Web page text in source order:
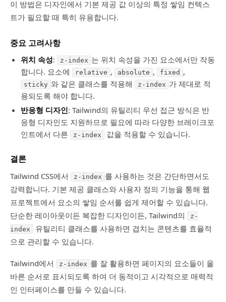
이 방법은 디자인에서 기본 제공 값 이상의 특정 쌓임 컨텍스
트가 필요할 때 특히 유용합니다.
중요 고려사항
위치 속성: z-index 는 위치 속성을 가진 요소에서만 작동
합니다. 요소에
relative , absolute , fixed ,
sticky 와 같은 클래스를 적용해 z-index 가 제대로 적
용되도록 해야 합니다.
반응형 디자인: Tailwind의 유틸리티 우선 접근 방식은 반
응형 디자인도 지원하므로 필요에 따라 다양한 브레이크포
인트에서 다른
z-index 값을 적용할 수 있습니다.
결론
Tailwind CSS에서 z-index 를 사용하는 것은 간단하면서도
강력합니다. 기본 제공 클래스와 사용자 정의 기능을 통해 웹
프로젝트에서 요소의 쌓임 순서를 쉽게 제어할 수 있습니다.
단순한 레이아웃이든 복잡한 디자인이든, Tailwind의
z-
index
유틸리티 클래스를 사용하면 겹치는 콘텐츠를 효율적
으로 관리할 수 있습니다.
Tailwind에서 z-index 를 잘 활용하면 페이지의 요소들이 올
바른 순서로 표시되도록 하여 더 동적이고 시각적으로 매력적
인 인터페이스를 만들 수 있습니다.